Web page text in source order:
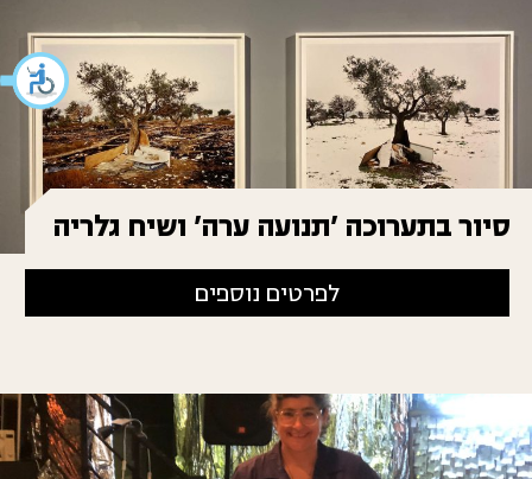
סיור בתערוכה 'תנועה ערה' ושיח גלריה
לפרטים נוספים